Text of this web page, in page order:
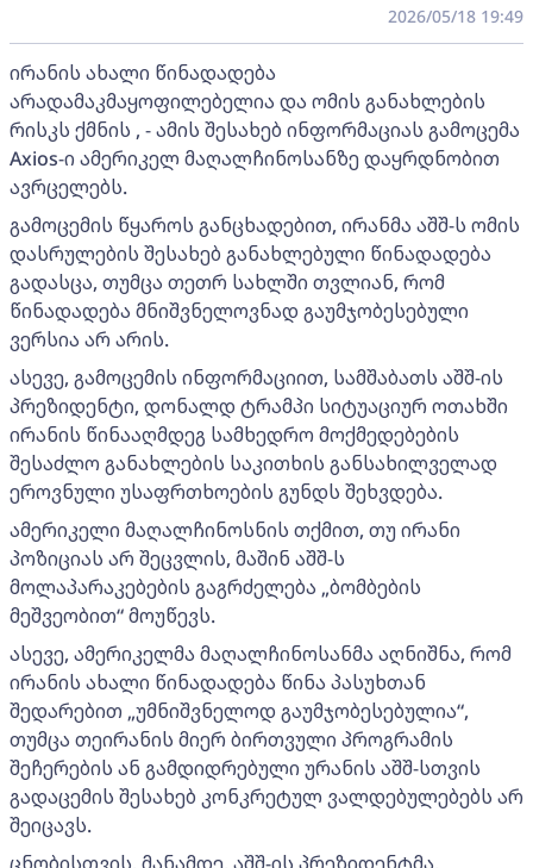
2026/05/18 19:49
ირანის ახალი წინადადება
არადამაკმაყოფილებელია და ომის განახლების
რისკს ქმნის , - ამის შესახებ ინფორმაციას გამოცემა
Axios-ი ამერიკელ მაღალჩინოსანზე დაყრდნობით
ავრცელებს.
გამოცემის წყაროს განცხადებით, ირანმა აშშ-ს ომის
დასრულების შესახებ განახლებული წინადადება
გადასცა, თუმცა თეთრ სახლში თვლიან, რომ
წინადადება მნიშვნელოვნად გაუმჯობესებული
ვერსია არ არის.
ასევე, გამოცემის ინფორმაციით, სამშაბათს აშშ-ის
პრეზიდენტი, დონალდ ტრამპი სიტუაციურ ოთახში
ირანის წინააღმდეგ სამხედრო მოქმედებების
შესაძლო განახლების საკითხის განსახილველად
ეროვნული უსაფრთხოების გუნდს შეხვდება.
ამერიკელი მაღალჩინოსნის თქმით, თუ ირანი
პოზიციას არ შეცვლის, მაშინ აშშ-ს
მოლაპარაკებების გაგრძელება „ბომბების
მეშვეობით“ მოუწევს.
ასევე, ამერიკელმა მაღალჩინოსანმა აღნიშნა, რომ
ირანის ახალი წინადადება წინა პასუხთან
შედარებით „უმნიშვნელოდ გაუმჯობესებულია“,
თუმცა თეირანის მიერ ბირთვული პროგრამის
შეჩერების ან გამდიდრებული ურანის აშშ-სთვის
გადაცემის შესახებ კონკრეტულ ვალდებულებებს არ
შეიცავს.